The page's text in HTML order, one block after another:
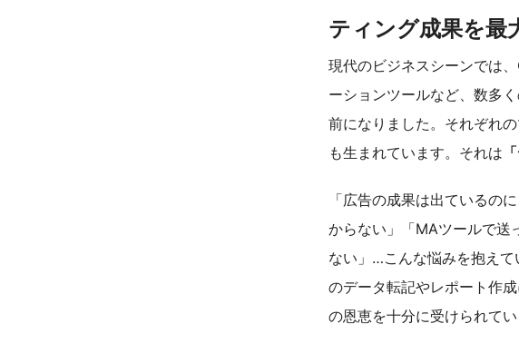
ティング成果を最
現代のビジネスシーンでは
ーションツールなど、数多
前になりました。それぞれ
も生まれています。それは
「広告の成果は出ているの
からない」「MAツールで送
ない」…こんな悩みを抱え
のデータ転記やレポート作
の恩恵を十分に受けられてい